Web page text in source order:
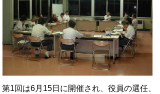
第1回は6月15日に開催され、役員の選任、